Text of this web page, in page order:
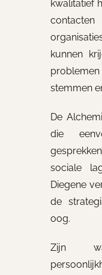
kwalitatief
kunnen
stemmen
De
die
sociale
Diegene
de
oog.
Zijn